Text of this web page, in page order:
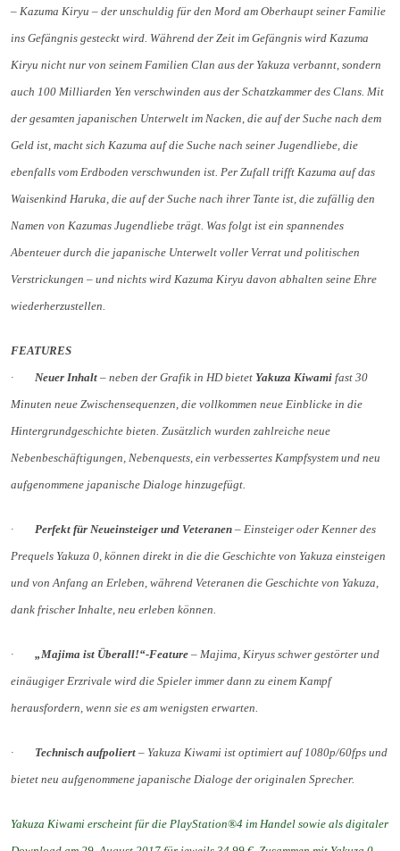
– Kazuma Kiryu – der unschuldig für den Mord am Oberhaupt seiner Familie
ins Gefängnis gesteckt wird. Während der Zeit im Gefängnis wird Kazuma
Kiryu nicht nur von seinem Familien Clan aus der Yakuza verbannt, sondern
auch 100 Milliarden Yen verschwinden aus der Schatzkammer des Clans. Mit
der gesamten japanischen Unterwelt im Nacken, die auf der Suche nach dem
Geld ist, macht sich Kazuma auf die Suche nach seiner Jugendliebe, die
ebenfalls vom Erdboden verschwunden ist. Per Zufall trifft Kazuma auf das
Waisenkind Haruka, die auf der Suche nach ihrer Tante ist, die zufällig den
Namen von Kazumas Jugendliebe trägt. Was folgt ist ein spannendes
Abenteuer durch die japanische Unterwelt voller Verrat und politischen
Verstrickungen – und nichts wird Kazuma Kiryu davon abhalten seine Ehre
wiederherzustellen.
FEATURES
· Neuer Inhalt – neben der Grafik in HD bietet Yakuza Kiwami fast 30
Minuten neue Zwischensequenzen, die vollkommen neue Einblicke in die
Hintergrundgeschichte bieten. Zusätzlich wurden zahlreiche neue
Nebenbeschäftigungen, Nebenquests, ein verbessertes Kampfsystem und neu
aufgenommene japanische Dialoge hinzugefügt.
· Perfekt für Neueinsteiger und Veteranen – Einsteiger oder Kenner des
Prequels Yakuza 0, können direkt in die die Geschichte von Yakuza einsteigen
und von Anfang an Erleben, während Veteranen die Geschichte von Yakuza,
dank frischer Inhalte, neu erleben können.
· „Majima ist Überall!“-Feature – Majima, Kiryus schwer gestörter und
einäugiger Erzrivale wird die Spieler immer dann zu einem Kampf
herausfordern, wenn sie es am wenigsten erwarten.
· Technisch aufpoliert – Yakuza Kiwami ist optimiert auf 1080p/60fps und
bietet neu aufgenommene japanische Dialoge der originalen Sprecher.
Yakuza Kiwami erscheint für die PlayStation®4 im Handel sowie als digitaler